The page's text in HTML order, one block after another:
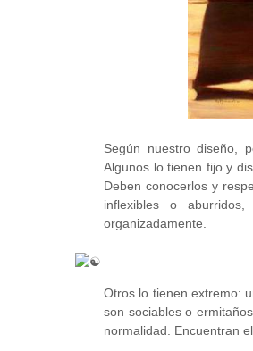
Según nuestro diseño,
Algunos lo tienen fijo y
Deben conocerlos y
inflexibles o
organizadamente.
Otros lo tienen extremo:
son sociables o
normalidad. Encuentran